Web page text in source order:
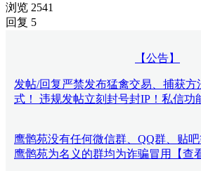
浏览 2541
回复 5
【公告】
发帖/回复严禁发布猛禽交易、捕获
式！ 违规发帖立刻封号封IP！私信功
鹰鹘苑没有任何微信群、QQ群、贴
鹰鹘苑为名义的群均为诈骗冒用【查